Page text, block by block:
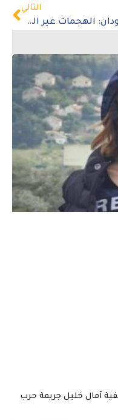
التالي
السودان: الهجمات غير القانونية على المدنيين والبنية التحتية
آمال خليل جريمة حرب